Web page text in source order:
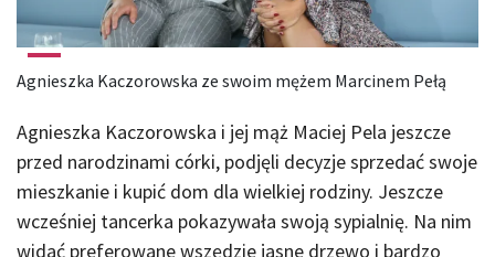
Agnieszka Kaczorowska ze swoim mężem Marcinem Pełą
Agnieszka Kaczorowska i jej mąż Maciej Pela jeszcze
przed narodzinami córki, podjęli decyzje sprzedać swoje
mieszkanie i kupić dom dla wielkiej rodziny. Jeszcze
wcześniej tancerka pokazywała swoją sypialnię. Na nim
widać preferowane wszędzie jasne drzewo i bardzo